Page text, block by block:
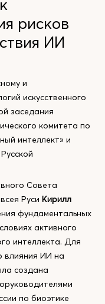
рисков
ИИ
и
искусственного
заседания
комитета по
интеллект» и
Совета
Руси Кирилл
фундаментальных
активного
интеллекта. Для
влияния ИИ на
создана
по биоэтике